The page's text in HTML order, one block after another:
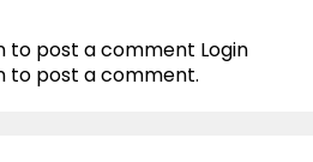
to post a comment Login
to post a comment.